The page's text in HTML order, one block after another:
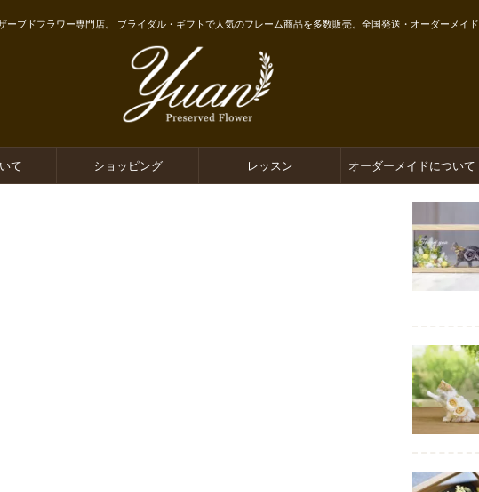
ーブドフラワー専門店。 ブライダル・ギフトで人気のフレーム商品を多数販売。全国発送・オーダーメイド
て ショッピング レッスン オーダーメイドについて